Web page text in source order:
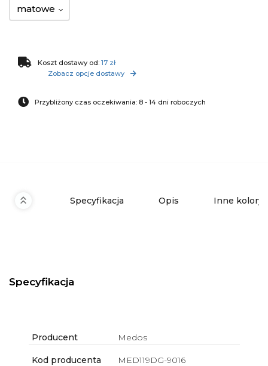
matowe
Koszt dostawy od: 17 zł
Zobacz opcje dostawy
Przybliżony czas oczekiwania: 8 - 14 dni roboczych
Specyfikacja Opis Inne kolory
Specyfikacja
Producent Medos
Kod producenta MED119DG-9016